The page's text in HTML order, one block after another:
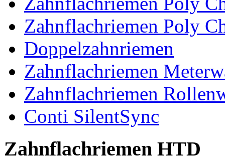
Zahnflachriemen Poly
Doppelzahnriemen
Zahnflachriemen
Zahnflachriemen
Conti SilentSync
Zahnflachriemen HTD